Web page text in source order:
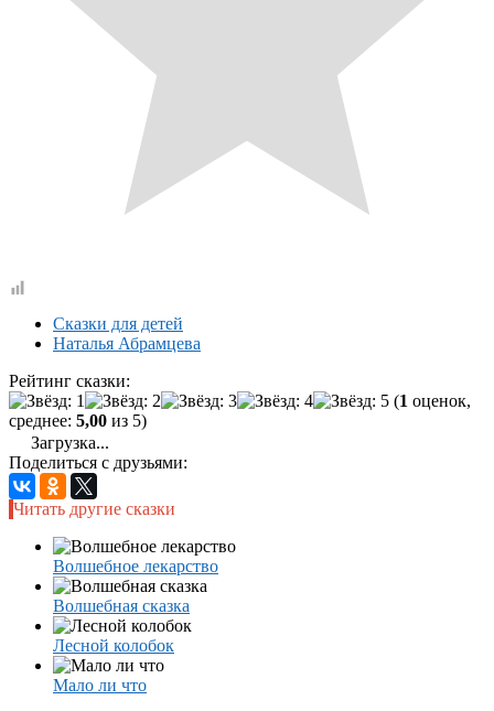
Сказки для детей
Наталья Абрамцева
Рейтинг сказки:
(1 оценок,
среднее: 5,00 из 5)
Загрузка...
Поделиться с друзьями:
Читать другие сказки
Волшебное лекарство
Волшебная сказка
Лесной колобок
Мало ли что